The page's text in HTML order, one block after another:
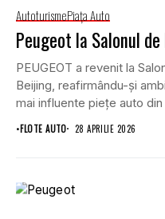
AutoturismePiaţa Auto
Peugeot la Salonul
PEUGEOT a revenit la
Beijing, reafirmându-și
mai influente piețe auto din
•FLOTE AUTO 28 APRILIE 2026